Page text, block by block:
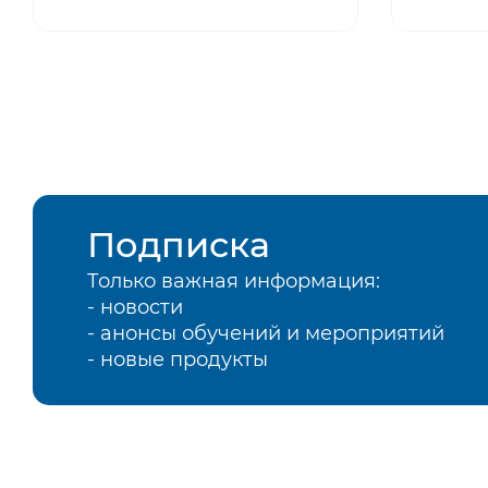
Подписка
Только важная информация:
- новости
- анонсы обучений и мероприятий
- новые продукты